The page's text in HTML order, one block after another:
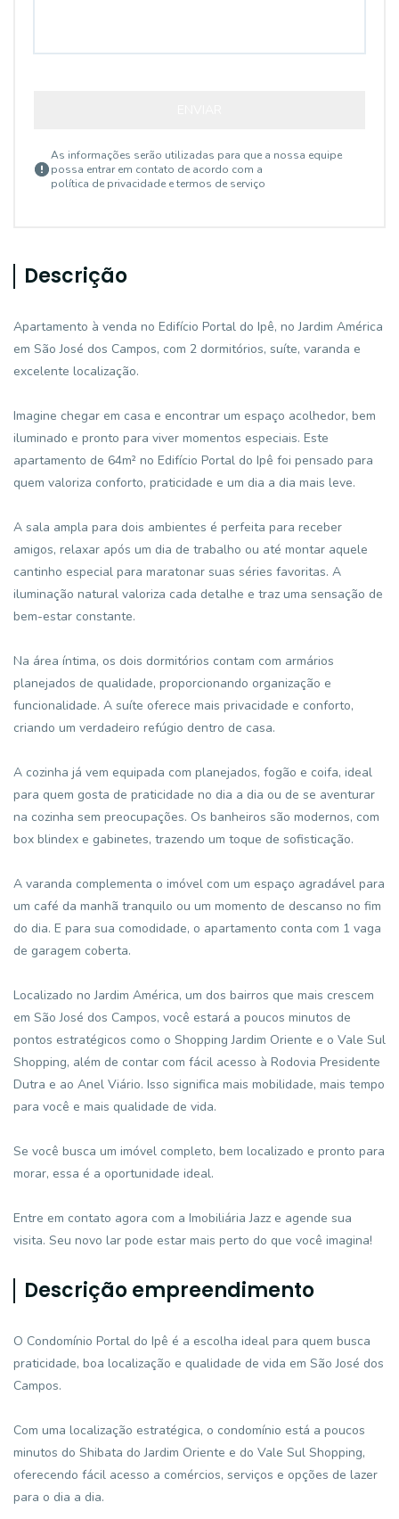
As informações serão utilizadas para que a nossa equipe
possa entrar em contato de acordo com a
política de privacidade e termos de serviço
Descrição
Apartamento à venda no Edifício Portal do Ipê, no Jardim América
em São José dos Campos, com 2 dormitórios, suíte, varanda e
excelente localização.
Imagine chegar em casa e encontrar um espaço acolhedor, bem
iluminado e pronto para viver momentos especiais. Este
apartamento de 64m² no Edifício Portal do Ipê foi pensado para
quem valoriza conforto, praticidade e um dia a dia mais leve.
A sala ampla para dois ambientes é perfeita para receber
amigos, relaxar após um dia de trabalho ou até montar aquele
cantinho especial para maratonar suas séries favoritas. A
iluminação natural valoriza cada detalhe e traz uma sensação de
bem-estar constante.
Na área íntima, os dois dormitórios contam com armários
planejados de qualidade, proporcionando organização e
funcionalidade. A suíte oferece mais privacidade e conforto,
criando um verdadeiro refúgio dentro de casa.
A cozinha já vem equipada com planejados, fogão e coifa, ideal
para quem gosta de praticidade no dia a dia ou de se aventurar
na cozinha sem preocupações. Os banheiros são modernos, com
box blindex e gabinetes, trazendo um toque de sofisticação.
A varanda complementa o imóvel com um espaço agradável para
um café da manhã tranquilo ou um momento de descanso no fim
do dia. E para sua comodidade, o apartamento conta com 1 vaga
de garagem coberta.
Localizado no Jardim América, um dos bairros que mais crescem
em São José dos Campos, você estará a poucos minutos de
pontos estratégicos como o Shopping Jardim Oriente e o Vale Sul
Shopping, além de contar com fácil acesso à Rodovia Presidente
Dutra e ao Anel Viário. Isso significa mais mobilidade, mais tempo
para você e mais qualidade de vida.
Se você busca um imóvel completo, bem localizado e pronto para
morar, essa é a oportunidade ideal.
Entre em contato agora com a Imobiliária Jazz e agende sua
visita. Seu novo lar pode estar mais perto do que você imagina!
Descrição empreendimento
O Condomínio Portal do Ipê é a escolha ideal para quem busca
praticidade, boa localização e qualidade de vida em São José dos
Campos.
Com uma localização estratégica, o condomínio está a poucos
minutos do Shibata do Jardim Oriente e do Vale Sul Shopping,
oferecendo fácil acesso a comércios, serviços e opções de lazer
para o dia a dia.